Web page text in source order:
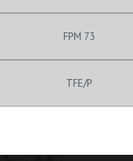
FPM 73
TFE/P